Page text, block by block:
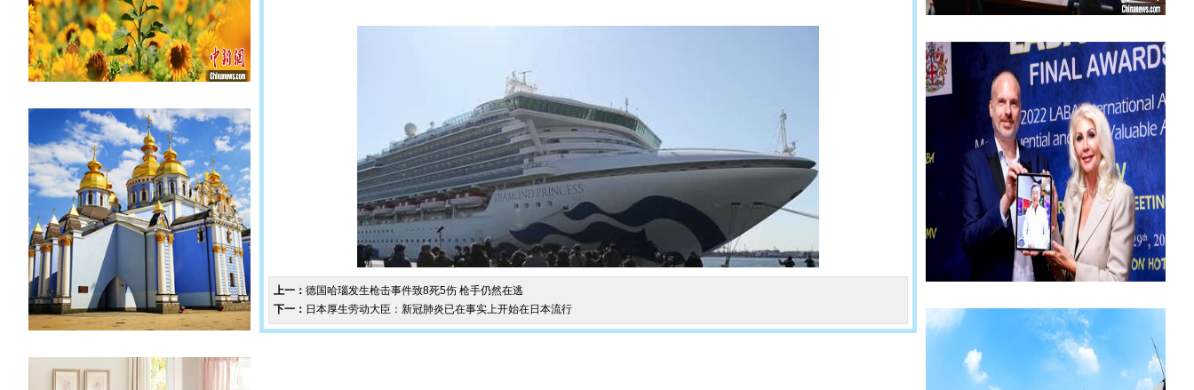
上一： 德国哈瑙发生枪击事件致8死5伤 枪手仍然在逃
下一： 日本厚生劳动大臣：新冠肺炎已在事实上开始在日本流行